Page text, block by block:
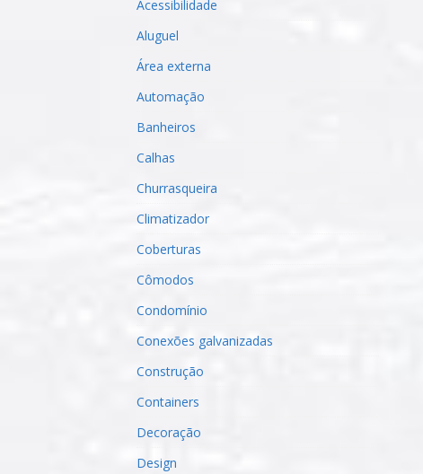
Acessibilidade
Aluguel
Área externa
Automação
Banheiros
Calhas
Churrasqueira
Climatizador
Coberturas
Cômodos
Condomínio
Conexões galvanizadas
Construção
Containers
Decoração
Design